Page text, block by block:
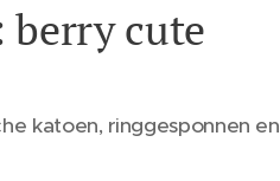
berry cute
katoen, ringgesponnen en